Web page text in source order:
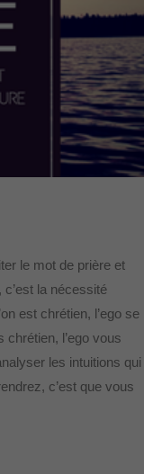
le mot de prière et
la nécessité
est chrétien, l’ego se
chrétien, l’ego vous
les intuitions qui
c’est que vous